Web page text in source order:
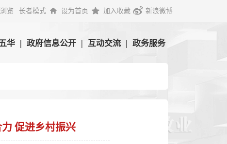
览 长者模式 设为首页 加入收藏 新浪微博
华 | 政府信息公开 | 互动交流 | 政务服务
促进乡村振兴